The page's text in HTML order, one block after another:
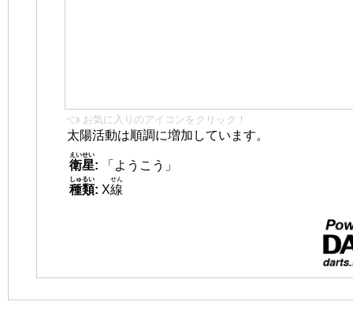
👈 お気に入りのアイコンをクリック！
太陽活動は順調に増加しています。
衛星
えいせい
:
「ようこう」
種類
しゅるい
: X線
せん